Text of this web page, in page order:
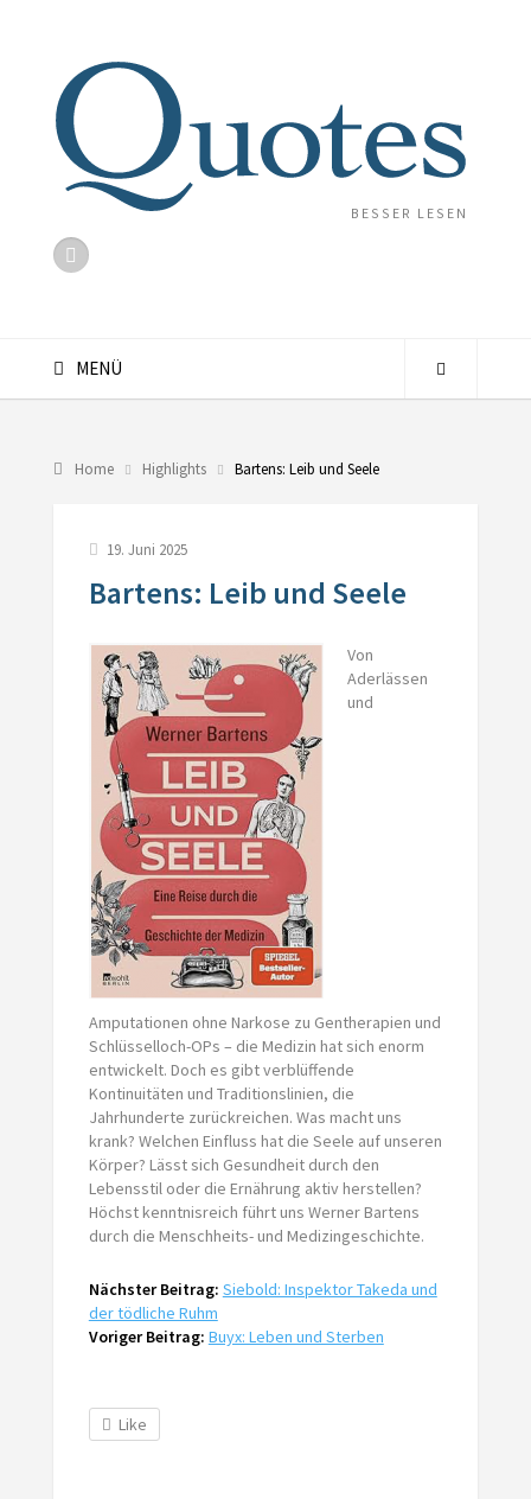
BESSER LESEN
MENÜ
Home Highlights Bartens: Leib und Seele
19. Juni 2025
Bartens: Leib und Seele
Von
Aderlässen
und
Amputationen ohne Narkose zu Gentherapien und
Schlüsselloch-OPs – die Medizin hat sich enorm
entwickelt. Doch es gibt verblüffende
Kontinuitäten und Traditionslinien, die
Jahrhunderte zurückreichen. Was macht uns
krank? Welchen Einfluss hat die Seele auf unseren
Körper? Lässt sich Gesundheit durch den
Lebensstil oder die Ernährung aktiv herstellen?
Höchst kenntnisreich führt uns Werner Bartens
durch die Menschheits- und Medizingeschichte.
Nächster Beitrag: Siebold: Inspektor Takeda und
der tödliche Ruhm
Voriger Beitrag: Buyx: Leben und Sterben
Like